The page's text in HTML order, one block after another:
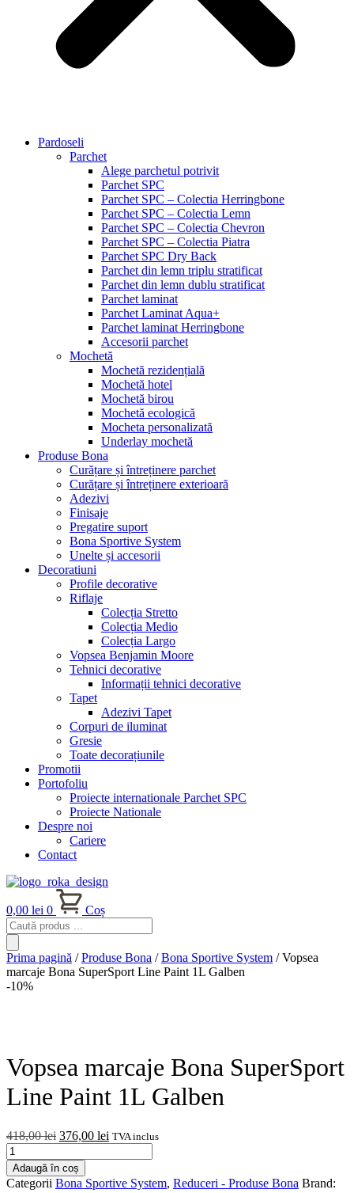
Pardoseli
Parchet
Alege parchetul potrivit
Parchet SPC
Parchet SPC – Colectia Herringbone
Parchet SPC – Colectia Lemn
Parchet SPC – Colectia Chevron
Parchet SPC – Colectia Piatra
Parchet SPC Dry Back
Parchet din lemn triplu stratificat
Parchet din lemn dublu stratificat
Parchet laminat
Parchet Laminat Aqua+
Parchet laminat Herringbone
Accesorii parchet
Mochetă
Mochetă rezidențială
Mochetă hotel
Mochetă birou
Mochetă ecologică
Mocheta personalizată
Underlay mochetă
Produse Bona
Curățare și întreținere parchet
Curățare și întreținere exterioară
Adezivi
Finisaje
Pregatire suport
Bona Sportive System
Unelte și accesorii
Decoratiuni
Profile decorative
Riflaje
Colecția Stretto
Colecția Medio
Colecția Largo
Vopsea Benjamin Moore
Tehnici decorative
Informații tehnici decorative
Tapet
Adezivi Tapet
Corpuri de iluminat
Gresie
Toate decorațiunile
Promotii
Portofoliu
Proiecte internationale Parchet SPC
Proiecte Nationale
Despre noi
Cariere
Contact
0,00 lei 0
Coș
Products
search
Prima pagină /Produse Bona /Bona Sportive System / Vopsea
marcaje Bona SuperSport Line Paint 1L Galben
-10%
Vopsea marcaje Bona SuperSport
Line Paint 1L Galben
418,00lei Prețul
a
fost:
376,00 lei Prețul
este:
376,00 lei.
TVA inclus
Cantitate
Vopsea
marcaje
Adaugă în coș
Categorii Bona Sportive System, Reduceri - Produse Bona Brand: